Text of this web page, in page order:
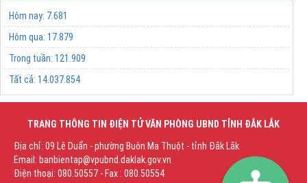
Hôm nay: 7.681
Hôm qua: 17.879
Trong tuần: 121.909
Tất cả: 14.037.854
TRANG THÔNG TIN ĐIỆN TỬ VĂN PHÒNG UBND TỈNH ĐẮK LẮK
Địa chỉ: 09 Lê Duẩn - phường Buôn Ma Thuột - tỉnh Đắk Lắk
Email: banbientap@vpubnd.daklak.gov.vn
Điện thoại: 080.50557 - Fax : 080.50554